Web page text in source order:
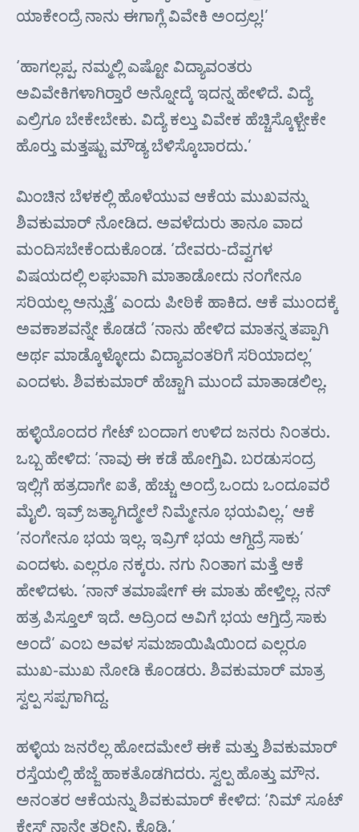
ಯಾಕೇಂದ್ರೆ ನಾನು ಈಗಾಗ್ಲೆ ವಿವೇಕಿ ಅಂದ್ರಲ್ಲ!’
‘ಹಾಗಲ್ಲಪ್ಪ. ನಮ್ಮಲ್ಲಿ ಎಷ್ಟೋ ವಿದ್ಯಾವಂತರು
ಅವಿವೇಕಿಗಳಾಗಿರ್‍ತಾರೆ ಅನ್ನೋದ್ಕೆ ಇದನ್ನ ಹೇಳಿದೆ. ವಿದ್ಯೆ
ಎಲ್ರಿಗೂ ಬೇಕೇಬೇಕು. ವಿದ್ಯೆ ಕಲ್ತು ವಿವೇಕ ಹೆಚ್ಚಿಸ್ಕೊಳ್ಬೇಕೇ
ಹೊರ್‍ತು ಮತ್ತಷ್ಟು ಮೌಡ್ಯ ಬೆಳಿಸ್ಕೊಬಾರದು.’
ಮಿಂಚಿನ ಬೆಳಕಲ್ಲಿ ಹೊಳೆಯುವ ಆಕೆಯ ಮುಖವನ್ನು
ಶಿವಕುಮಾರ್ ನೋಡಿದ. ಅವಳೆದುರು ತಾನೂ ವಾದ
ಮಂದಿಸಬೇಕೆಂದುಕೊಂಡ. ‘ದೇವರು-ದೆವ್ವಗಳ
ವಿಷಯದಲ್ಲಿ ಲಘುವಾಗಿ ಮಾತಾಡೋದು ನಂಗೇನೂ
ಸರಿಯಲ್ಲ ಅನ್ಸುತ್ತೆ’ ಎಂದು ಪೀಠಿಕೆ ಹಾಕಿದ. ಆಕೆ ಮುಂದಕ್ಕೆ
ಅವಕಾಶವನ್ನೇ ಕೊಡದೆ ‘ನಾನು ಹೇಳಿದ ಮಾತನ್ನ ತಪ್ಪಾಗಿ
ಅರ್ಥ ಮಾಡ್ಕೊಳ್ಳೋದು ವಿದ್ಯಾವಂತರಿಗೆ ಸರಿಯಾದಲ್ಲ’
ಎಂದಳು. ಶಿವಕುಮಾರ್ ಹೆಚ್ಚಾಗಿ ಮುಂದೆ ಮಾತಾಡಲಿಲ್ಲ.
ಹಳ್ಳಿಯೊಂದರ ಗೇಟ್ ಬಂದಾಗ ಉಳಿದ ಜನರು ನಿಂತರು.
ಒಬ್ಬ ಹೇಳಿದ: ‘ನಾವು ಈ ಕಡೆ ಹೋಗ್ತಿವಿ. ಬರಡುಸಂದ್ರ
ಇಲ್ಲಿಗೆ ಹತ್ರದಾಗೇ ಐತೆ, ಹೆಚ್ಚು ಅಂದ್ರೆ ಒಂದು ಒಂದೂವರೆ
ಮೈಲಿ. ಇವ್ರ್ ಜತ್ಯಾಗಿದ್ಮೇಲೆ ನಿಮ್ಮೇನೂ ಭಯವಿಲ್ಲ.’ ಆಕೆ
‘ನಂಗೇನೂ ಭಯ ಇಲ್ಲ. ಇವ್ರಿಗ್ ಭಯ ಆಗ್ದಿದ್ರೆ ಸಾಕು’
ಎಂದಳು. ಎಲ್ಲರೂ ನಕ್ಕರು. ನಗು ನಿಂತಾಗ ಮತ್ತೆ ಆಕೆ
ಹೇಳಿದಳು. ‘ನಾನ್ ತಮಾಷೇಗ್ ಈ ಮಾತು ಹೇಳ್ತಿಲ್ಲ. ನನ್
ಹತ್ರ ಪಿಸ್ತೂಲ್ ಇದೆ. ಅದ್ರಿಂದ ಅವಿಗೆ ಭಯ ಆಗ್ತಿದ್ರೆ ಸಾಕು
ಅಂದೆ’ ಎಂಬ ಅವಳ ಸಮಜಾಯಿಷಿಯಿಂದ ಎಲ್ಲರೂ
ಮುಖ-ಮುಖ ನೋಡಿ ಕೊಂಡರು. ಶಿವಕುಮಾರ್‌ ಮಾತ್ರ
ಸ್ವಲ್ಪ ಸಪ್ಪಗಾಗಿದ್ದ.
ಹಳ್ಳಿಯ ಜನರೆಲ್ಲ ಹೋದಮೇಲೆ ಈಕೆ ಮತ್ತು ಶಿವಕುಮಾರ್
ರಸ್ತೆಯಲ್ಲಿ ಹೆಜ್ಜೆ ಹಾಕತೊಡಗಿದರು. ಸ್ವಲ್ಪ ಹೊತ್ತು ಮೌನ.
ಅನಂತರ ಆಕೆಯನ್ನು ಶಿವಕುಮಾರ್ ಕೇಳಿದ: ‘ನಿಮ್ ಸೂಟ್
ಕೇಸ್ ನಾನೇ ತರ್‍ತೀನಿ. ಕೊಡಿ.’